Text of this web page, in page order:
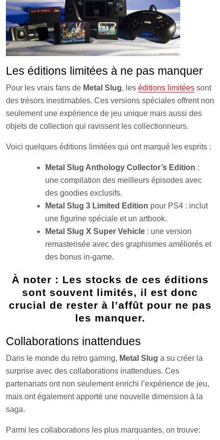
Les éditions limitées à ne pas manquer
Pour les vrais fans de Metal Slug, les éditions limitées sont
des trésors inestimables. Ces versions spéciales offrent non
seulement une expérience de jeu unique mais aussi des
objets de collection qui ravissent les collectionneurs.
Voici quelques éditions limitées qui ont marqué les esprits :
Metal Slug Anthology Collector’s Edition :
une compilation des meilleurs épisodes avec
des goodies exclusifs.
Metal Slug 3 Limited Edition pour PS4 : inclut
une figurine spéciale et un artbook.
Metal Slug X Super Vehicle : une version
remasterisée avec des graphismes améliorés et
des bonus in-game.
À noter : Les stocks de ces éditions
sont souvent limités, il est donc
crucial de rester à l’affût pour ne pas
les manquer.
Collaborations inattendues
Dans le monde du retro gaming, Metal Slug a su créer la
surprise avec des collaborations inattendues. Ces
partenariats ont non seulement enrichi l’expérience de jeu,
mais ont également apporté une nouvelle dimension à la
saga.
Parmi les collaborations les plus marquantes, on trouve: